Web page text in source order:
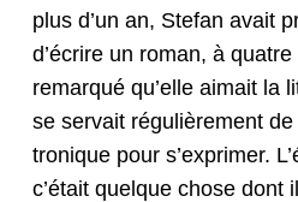
plus d’un an, Ste­fan avait
d’écrire un roman, à
remar­qué qu’elle aimait la
se ser­vait régulière­ment
tron­ique pour s’ex­primer.
c’é­tait quelque chose dont